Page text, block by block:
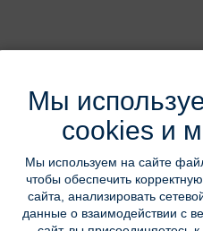
для аптек.
труд, в том
каталог.
Мы
cookies и
Мы используем на сайте
чтобы обеспечить
сайта, анализировать
данные о взаимодействии с